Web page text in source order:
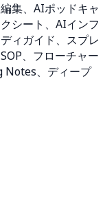
集、AIポッドキャ
シート、AIインフ
ィガイド、スプレ
、フローチャー
Notes、ディープ